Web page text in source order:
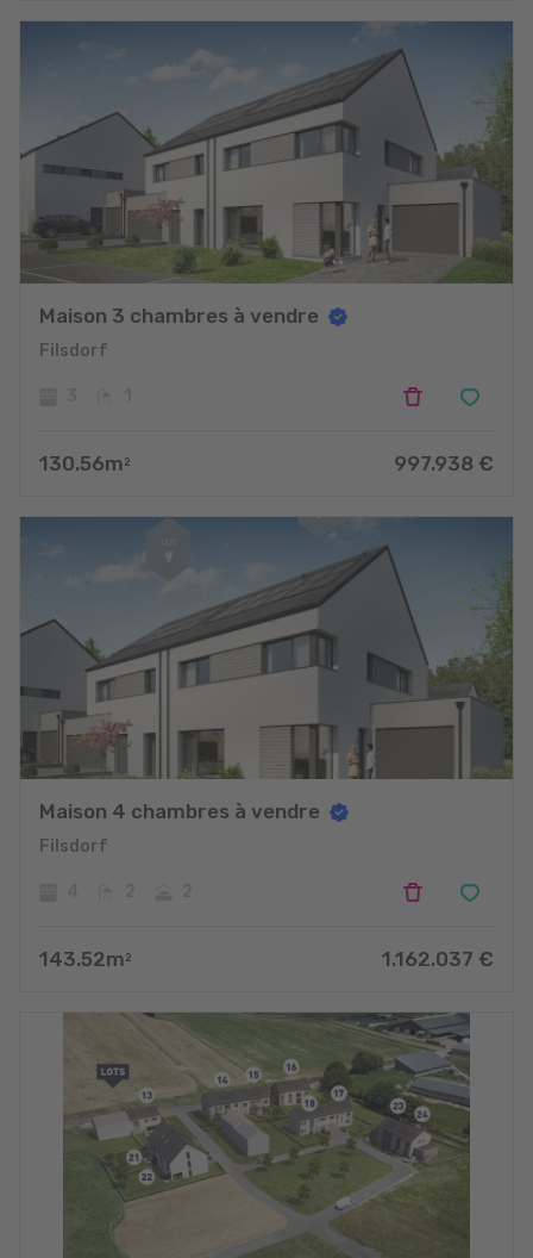
Maison 3 chambres à vendre
Filsdorf
130.56m 2 997.938 €
Maison 4 chambres à vendre
Filsdorf
143.52m 2 1.162.037 €